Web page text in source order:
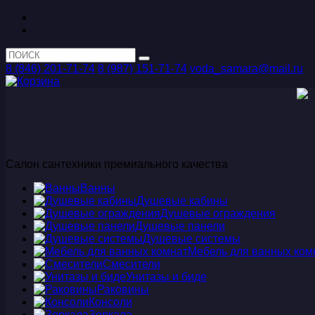
8 (846) 201-71-74 8 (987) 151-71-74 voda_samara@mail.ru
Салон сантехники премиального качества
Ванны
Душевые кабины
Душевые ограждения
Душевые панели
Душевые системы
Мебель для ванных
Смесители
Унитазы и биде
Раковины
Консоли